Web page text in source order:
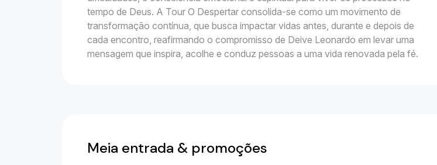
tempo de Deus. A Tour O Despertar consolida-se como um movimento de
transformação contínua, que busca impactar vidas antes, durante e depois de
cada encontro, reafirmando o compromisso de Deive Leonardo em levar uma
mensagem que inspira, acolhe e conduz pessoas a uma vida renovada pela fé.
Meia entrada & promoções